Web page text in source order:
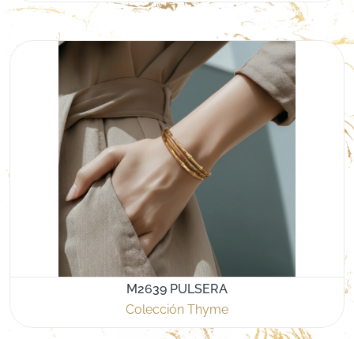
M2639 PULSERA
Colección Thyme